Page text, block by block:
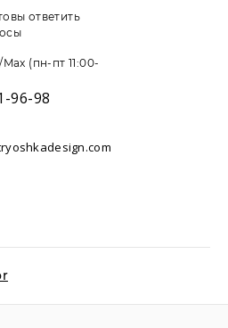
ответить
(пн-пт 11:00-
96-98
подробнее